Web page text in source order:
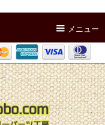
メニュー